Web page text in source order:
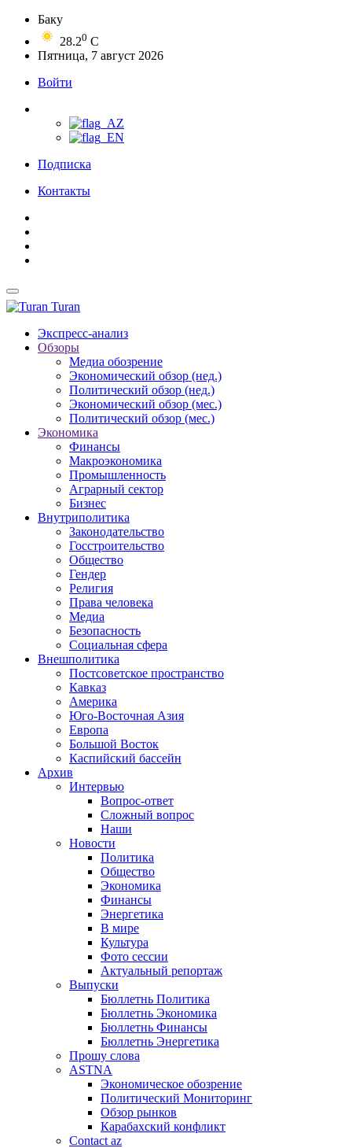
Баку
28.20 C
Пятница, 7 август 2026
Войти
Подписка
Контакты
Turan
Экспресс-анализ
Обзоры
Медиа обозрение
Экономический обзор (нед.)
Политический обзор (нед.)
Экономический обзор (мес.)
Политический обзор (мес.)
Экономика
Финансы
Макроэкономика
Промышленность
Аграрный сектор
Бизнес
Внутриполитика
Законодательство
Госстроительство
Общество
Гендер
Религия
Права человека
Медиа
Безопасность
Социальная сфера
Внешполитика
Постсоветское пространство
Кавказ
Америка
Юго-Восточная Азия
Европа
Большой Восток
Каспийский бассейн
Архив
Интервью
Вопрос-ответ
Сложный вопрос
Наши
Новости
Политика
Общество
Экономика
Финансы
Энергетика
В мире
Культура
Фото сессии
Актуальный репортаж
Выпуски
Бюллетнь Политика
Бюллетнь Экономика
Бюллетнь Финансы
Бюллетнь Энергетика
Прошу слова
ASTNA
Экономическое обозрение
Политический Мониторинг
Обзор рынков
Карабахский конфликт
Contact az